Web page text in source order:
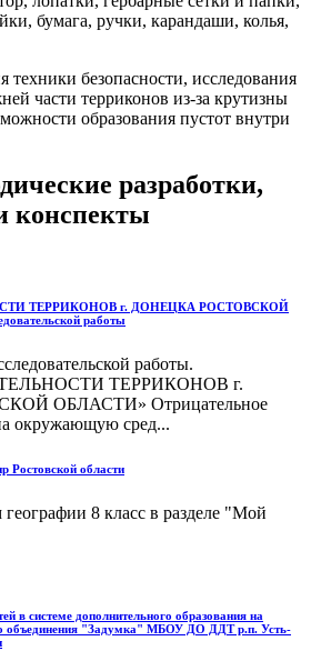
бумага, ручки, карандаши, колья,
безопасности, исследования
части терриконов из-за крутизны
образования пустот внутри
разработки,
конспекты
ТЕРРИКОНОВ г. ДОНЕЦКА РОСТОВСКОЙ
работы
работы.
ТЕРРИКОНОВ г.
ОБЛАСТИ» Отрицательное
окружающую сред...
Ростовской области
8 класс в разделе "Мой
в системе дополнительного образования на
объединения "Задумка" МБОУ ДО ДДТ р.п. Усть-